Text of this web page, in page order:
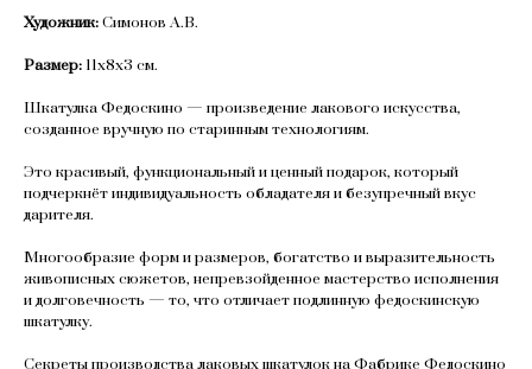
Художник:Симонов А.В.
Размер: 11х8х3 см.
Шкатулка Федоскино — произведение лакового искусства,
созданное вручную по старинным технологиям.
Это красивый, функциональный и ценный подарок, который
подчеркнёт индивидуальность обладателя и безупречный вкус
дарителя.
Многообразие форм и размеров, богатство и выразительность
живописных сюжетов, непревзойденное мастерство исполнения
и долговечность — то, что отличает подлинную федоскинскую
шкатулку.
Секреты производства лаковых шкатулок на Фабрике Федоскино